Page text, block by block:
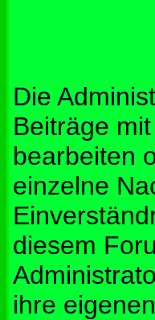
Die
Beiträge
bearbeiten
einzelne
diesem
ihre